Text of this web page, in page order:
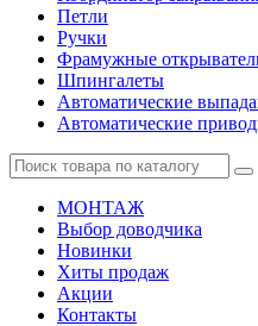
Петли
Ручки
Фрамужные
Шпингалеты
Автоматические
Автоматические
МОНТАЖ
Выбор доводчика
Новинки
Хиты продаж
Акции
Контакты